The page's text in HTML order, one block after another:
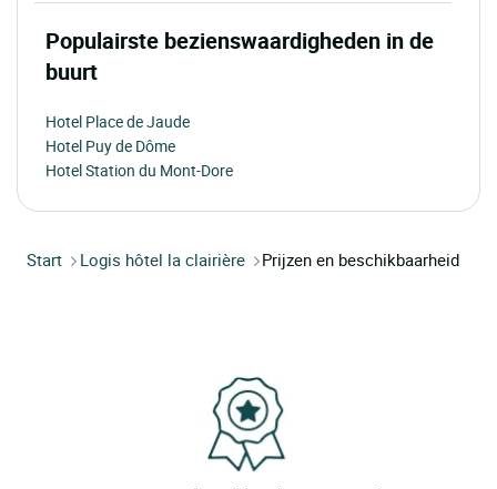
Populairste bezienswaardigheden in de
buurt
Hotel Place de Jaude
Hotel Puy de Dôme
Hotel Station du Mont-Dore
Start Logis hôtel la clairière Prijzen en beschikbaarheid